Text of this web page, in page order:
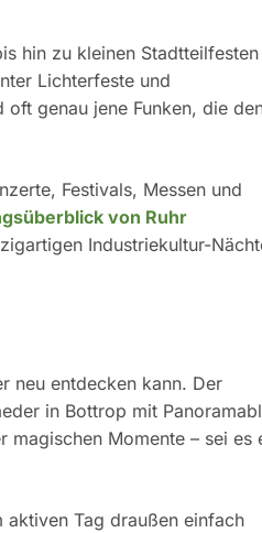
hin zu kleinen Stadtteilfesten
Lichterfeste und
genau jene Funken, die
Festivals, Messen und
von Ruhr
Industriekultur-
neu entdecken kann. Der
in Bottrop mit
Momente – sei es
aktiven Tag draußen einfach